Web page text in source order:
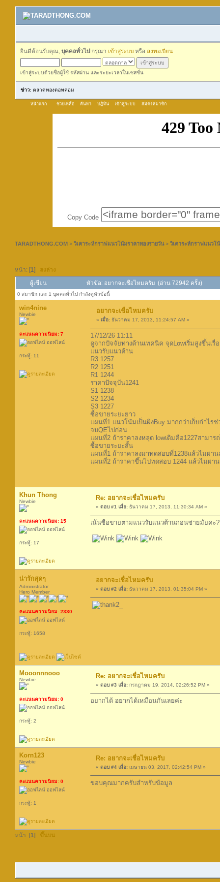
ยินดีต้อนรับคุณ, บุคคลทั่วไป กรุณา เข้าสู่ระบบ หรือ ลงทะเบียน
เข้าสู่ระบบด้วยชื่อผู้ใช้ รหัสผ่าน และระยะเวลาในเซสชั่น
ข่าว: ตลาดทองดอทคอม
หน้าแรก ช่วยเหลือ ค้นหา ปฏิทิน เข้าสู่ระบบ สมัครสมาชิก
Copy Code
TARADTHONG.COM > วิเคาระห์กราฟแนวโน้มราคาทองรายวัน> วิเคาระห์กราฟแนวโ
หน้า: [1] ลงล่าง
ผู้เขียน หัวข้อ: อยากจะเชื่อไหมครับ (อ่าน 72942 ครั้ง)
0 สมาชิก และ 1 บุคคลทั่วไป กำลังดูหัวข้อนี้
win4nine
Newbie
คะแนนความนิยม: 7
ออฟไลน์
กระทู้: 11
อยากจะเชื่อไหมครับ
« เมื่อ: ธันวาคม 17, 2013, 11:24:57 AM »
17/12/26 11:11
ดูจากปัจจัยทางด้านเทคนิค จุดLowเริ่มสูงขึ้นเ
แนวรับแนวต้าน
R3 1257
R2 1251
R1 1244
ราคาปัจจุบัน1241
S1 1238
S2 1234
S3 1227
ซื้อขายระยะยาว
แผนที่1 แนวโน้มเป็นฝั่งBuy มากกว่าเก็บกำไร
จบQEไปก่อน
แผนที่2 ถ้าราคาลงหลุด lowเดิมคือ1227สามาร
ซื้อขายระยะสั้น
แผนที่1 ถ้าราคาลงมาทดสอบที่1238แล้วไม่ผ่าน
แผนที่2 ถ้าราคาขึ้นไปทดสอบ 1244 แล้วไม่ผ่า
Khun Thong
Newbie
คะแนนความนิยม: 15
ออฟไลน์
กระทู้: 17
Re: อยากจะเชื่อไหมครับ
« ตอบ #1 เมื่อ: ธันวาคม 17, 2013, 11:30:34 AM »
เน้นซื้อขายตามแนวรับแนวต้านก่อนช่ายมั้ยคะ
น่ารักสุดๆ
Administrator
Hero Member
คะแนนความนิยม: 2330
ออฟไลน์
กระทู้: 1658
อยากจะเชื่อไหมครับ
« ตอบ #2 เมื่อ: ธันวาคม 17, 2013, 01:35:04 PM »
Mooonnnooo
Newbie
คะแนนความนิยม: 0
ออฟไลน์
กระทู้: 2
Re: อยากจะเชื่อไหมครับ
« ตอบ #3 เมื่อ: กรกฎาคม 19, 2014, 02:26:52 PM »
อยากได้ อยากได้เหมือนกันเลยค่ะ
Korn123
Newbie
คะแนนความนิยม: 0
ออฟไลน์
กระทู้: 1
Re: อยากจะเชื่อไหมครับ
« ตอบ #4 เมื่อ: เมษายน 03, 2017, 02:42:54 PM »
ขอบคุณมากครับสำหรับข้อมูล
หน้า: [1] ขึ้นบน